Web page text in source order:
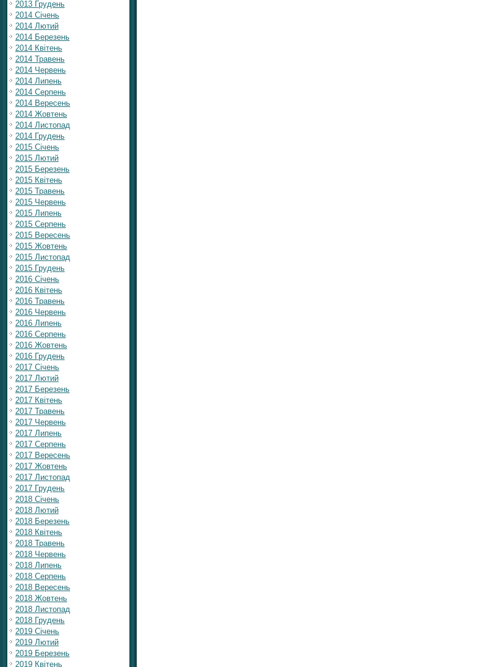
2013 Грудень
2014 Січень
2014 Лютий
2014 Березень
2014 Квітень
2014 Травень
2014 Червень
2014 Липень
2014 Серпень
2014 Вересень
2014 Жовтень
2014 Листопад
2014 Грудень
2015 Січень
2015 Лютий
2015 Березень
2015 Квітень
2015 Травень
2015 Червень
2015 Липень
2015 Серпень
2015 Вересень
2015 Жовтень
2015 Листопад
2015 Грудень
2016 Січень
2016 Квітень
2016 Травень
2016 Червень
2016 Липень
2016 Серпень
2016 Жовтень
2016 Грудень
2017 Січень
2017 Лютий
2017 Березень
2017 Квітень
2017 Травень
2017 Червень
2017 Липень
2017 Серпень
2017 Вересень
2017 Жовтень
2017 Листопад
2017 Грудень
2018 Січень
2018 Лютий
2018 Березень
2018 Квітень
2018 Травень
2018 Червень
2018 Липень
2018 Серпень
2018 Вересень
2018 Жовтень
2018 Листопад
2018 Грудень
2019 Січень
2019 Лютий
2019 Березень
2019 Квітень